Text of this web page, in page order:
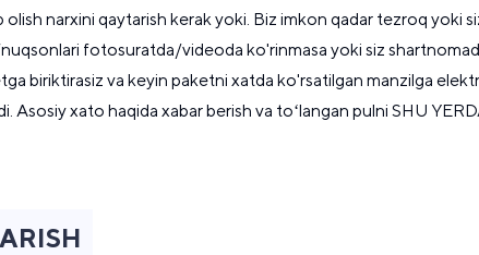
narxini qaytarish kerak yoki. Biz imkon qadar tezroq yoki
fotosuratda/videoda ko'rinmasa yoki siz
biriktirasiz va keyin paketni xatda ko'rsatilgan manzilga
Asosiy xato haqida xabar berish va toʻlangan pulni SHU